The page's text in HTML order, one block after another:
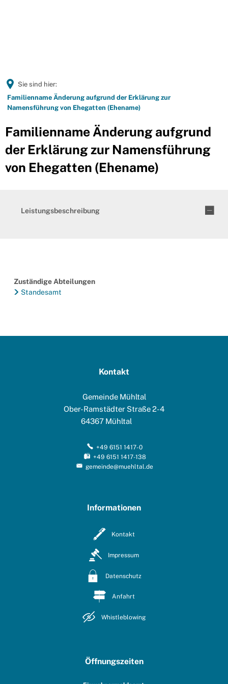
Sie sind hier:
Familienname Änderung aufgrund der Erklärung zur
Namensführung von Ehegatten (Ehename)
Familienname Änderung aufgrund
der Erklärung zur Namensführung
von Ehegatten (Ehename)
Leistungsbeschreibung
Zuständige Abteilungen
Standesamt
Kontakt
Gemeinde Mühltal
Ober-Ramstädter Straße 2-4
64367 Mühltal
+49 6151 1417-0
+49 6151 1417-138
gemeinde@muehltal.de
Informationen
Kontakt
Impressum
Datenschutz
Anfahrt
Whistleblowing
Öffnungszeiten